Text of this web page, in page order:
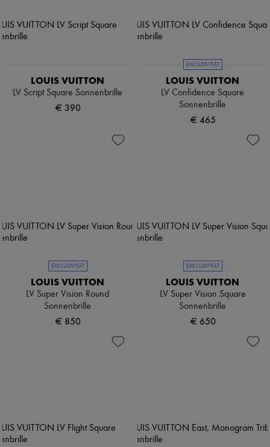
LOUIS VUITTON
LV Script Square Sonnenbrille
€ 390
EXKLUSIVITÄT
LOUIS VUITTON
LV Confidence Square
Sonnenbrille
€ 465
EXKLUSIVITÄT
LOUIS VUITTON
LV Super Vision Round
Sonnenbrille
€ 850
EXKLUSIVITÄT
LOUIS VUITTON
LV Super Vision Square
Sonnenbrille
€ 650